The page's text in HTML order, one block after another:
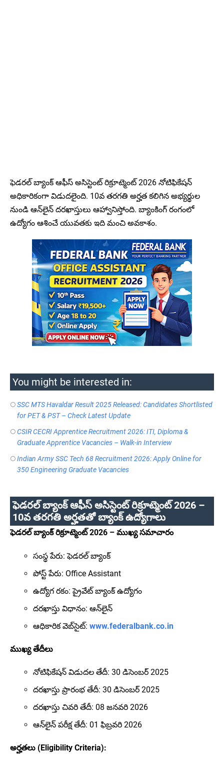
ఫెడరల్ బ్యాంక్ ఆఫీస్ అసిస్టెంట్ రిక్రూట్మెంట్ 2026 నోటిఫికేషన్
అధికారికంగా విడుదలైంది. 10వ తరగతి అర్హత కలిగిన అభ్యర్థుల
నుండి ఆన్‌లైన్ దరఖాస్తులు ఆహ్వానిస్తోంది. బ్యాంకింగ్ రంగంలో
ఉద్యోగం ఆశించే యువతకు ఇది మంచి అవకాశం.
You might be interested in:
SSC MTS Havaldar Result 2025 Released: Candidates Shortlisted
for PET & PST – Check Latest Update
CSIR CECRI Apprentice Recruitment 2026: ITI, Diploma &
Graduate Apprentice Vacancies – Walk-in Interview
Indian Army SSC Tech 68 Recruitment 2026: Apply Online for
350 Engineering Graduate Vacancies
ఫెడరల్ బ్యాంక్ ఆఫీస్ అసిస్టెంట్ రిక్రూట్మెంట్ 2026 –
10వ తరగతి అర్హతతో బ్యాంక్ ఉద్యోగాలు
ఫెడరల్ బ్యాంక్ రిక్రూట్మెంట్ 2026 – ముఖ్య సమాచారం
సంస్థ పేరు: ఫెడరల్ బ్యాంక్
పోస్ట్ పేరు: Office Assistant
ఉద్యోగ రకం: ప్రైవేట్ బ్యాంక్ ఉద్యోగం
దరఖాస్తు విధానం: ఆన్‌లైన్
ఆధికారిక వెబ్‌సైట్:www.federalbank.co.in
ముఖ్య తేదీలు
నోటిఫికేషన్ విడుదల తేదీ: 30 డిసెంబర్ 2025
దరఖాస్తు ప్రారంభ తేదీ: 30 డిసెంబర్ 2025
దరఖాస్తు చివరి తేదీ: 08 జనవరి 2026
ఆన్‌లైన్ పరీక్ష తేదీ: 01 ఫిబ్రవరి 2026
అర్హతలు (Eligibility Criteria):